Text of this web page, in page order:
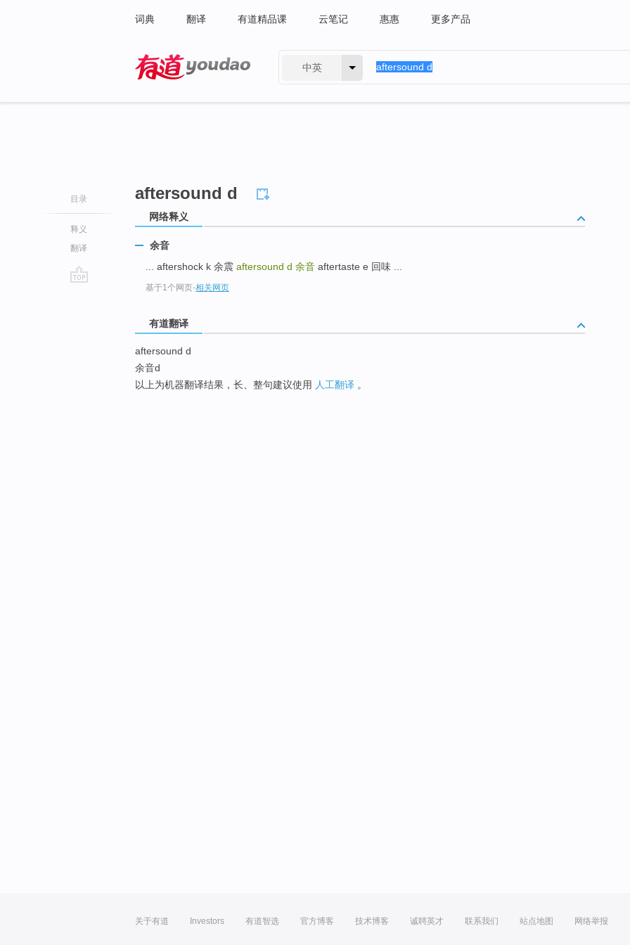
词典 翻译 有道精品课 云笔记 惠惠 更多产品
中英
目录
释义
翻译
aftersound d
网络释义
余音
... aftershock k 余震 aftersound d 余音 aftertaste e 回味 ...
基于1个网页-相关网页
有道翻译
aftersound d
余音d
以上为机器翻译结果，长、整句建议使用 人工翻译 。
关于有道 Investors 有道智选 官方博客 技术博客 诚聘英才 联系我们 站点地图 网络举报